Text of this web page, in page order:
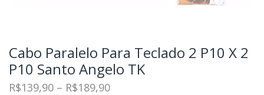
Cabo Paralelo Para Teclado 2 P10 X 2
P10 Santo Angelo TK
R$139,90 – R$189,90